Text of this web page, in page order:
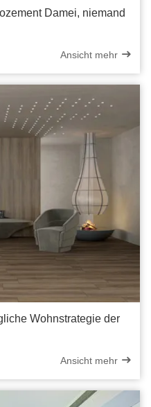
Damei, niemand
Ansicht mehr
Wohnstrategie der
Ansicht mehr